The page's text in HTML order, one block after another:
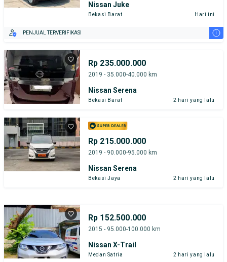
Nissan Juke
Bekasi Barat Hari ini
PENJUAL TERVERIFIKASI i
Rp 235.000.000
2019 - 35.000-40.000 km
Nissan Serena
Bekasi Barat 2 hari yang lalu
Rp 215.000.000
2019 - 90.000-95.000 km
Nissan Serena
Bekasi Jaya 2 hari yang lalu
Rp 152.500.000
2015 - 95.000-100.000 km
Nissan X-Trail
Medan Satria 2 hari yang lalu